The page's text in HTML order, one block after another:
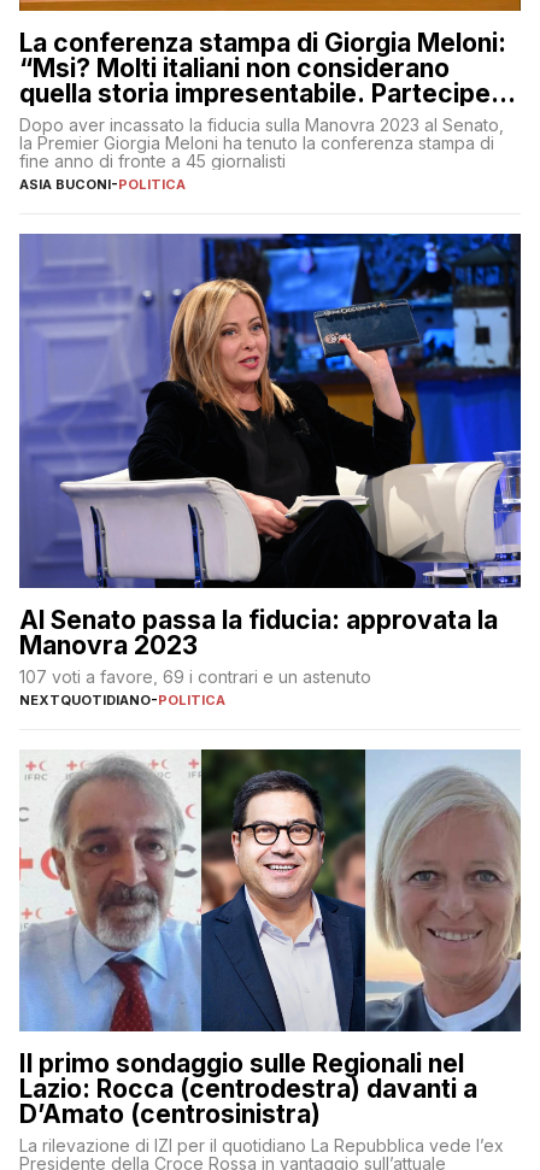
La conferenza stampa di Giorgia Meloni:
“Msi? Molti italiani non considerano
quella storia impresentabile. Parteciperò
al 25 aprile”
Dopo aver incassato la fiducia sulla Manovra 2023 al Senato,
la Premier Giorgia Meloni ha tenuto la conferenza stampa di
fine anno di fronte a 45 giornalisti
ASIA BUCONI-POLITICA
Al Senato passa la fiducia: approvata la
Manovra 2023
107 voti a favore, 69 i contrari e un astenuto
NEXTQUOTIDIANO-POLITICA
Il primo sondaggio sulle Regionali nel
Lazio: Rocca (centrodestra) davanti a
D’Amato (centrosinistra)
La rilevazione di IZI per il quotidiano La Repubblica vede l’ex
Presidente della Croce Rossa in vantaggio sull’attuale